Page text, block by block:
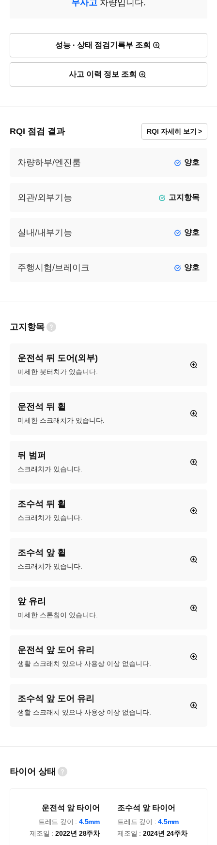
무사고 차량입니다.
성능 · 상태 점검기록부 조회
사고 이력 정보 조회
RQI 점검 결과 RQI 자세히 보기
차량하부/엔진룸 양호
외관/외부기능 고지항목
실내/내부기능 양호
주행시험/브레이크 양호
고지항목
운전석 뒤 도어(외부)
미세한 붓터치가 있습니다.
운전석 뒤 휠
미세한 스크래치가 있습니다.
뒤 범퍼
스크래치가 있습니다.
조수석 뒤 휠
스크래치가 있습니다.
조수석 앞 휠
스크래치가 있습니다.
앞 유리
미세한 스톤칩이 있습니다.
운전석 앞 도어 유리
생활 스크래치 있으나 사용상 이상 없습니다.
조수석 앞 도어 유리
생활 스크래치 있으나 사용상 이상 없습니다.
타이어 상태
운전석 앞 타이어
트레드 깊이 : 4.5mm
제조일 : 2022년 28주차
조수석 앞 타이어
트레드 깊이 :4.5mm
제조일 : 2024년 24주차